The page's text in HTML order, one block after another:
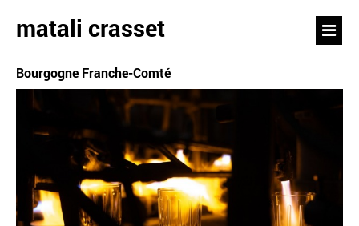
matali crasset
Bourgogne Franche-Comté